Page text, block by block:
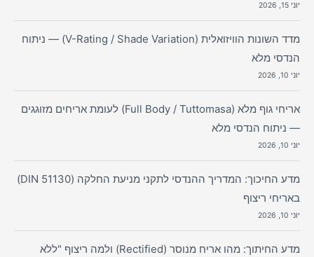
יוני 15, 2026
מדד השונות הוויזואלית (V-Rating / Shade Variation) — ניתוח
הנדסי מלא
יוני 10, 2026
אריחי גוף מלא (Full Body / Tuttomasa) לעומת אריחים מזוגגים
— ניתוח הנדסי מלא
יוני 10, 2026
מדע החיכוך: המדריך ההנדסי לתקני מניעת החלקה (DIN 51130)
באריחי ריצוף
יוני 10, 2026
מדע החיתוך: מהו אריח מנוסר (Rectified) ולמה ריצוף "ללא